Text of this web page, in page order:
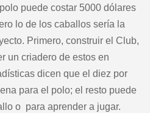
puede costar 5000 dólares
lo de los caballos sería la
Primero, construir el Club,
un criadero de estos en
dicen que el diez por
para el polo; el resto puede
o para aprender a jugar.